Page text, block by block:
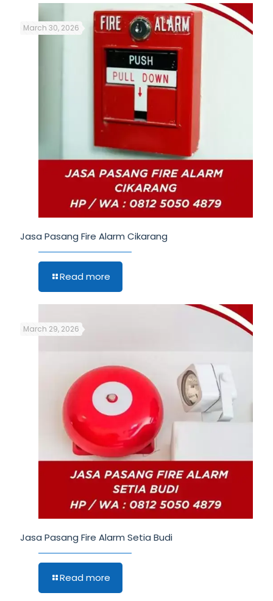
March 30, 2026
Jasa Pasang Fire Alarm Cikarang
Read more
March 29, 2026
Jasa Pasang Fire Alarm Setia Budi
Read more